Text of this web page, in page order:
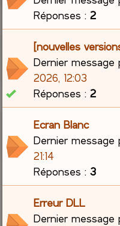
Réponses :2
[nouvelles
Dernier message
2026, 12:03
Réponses :2
Ecran Blanc
Dernier
21:14
Réponses :3
Erreur DLL
Dernier